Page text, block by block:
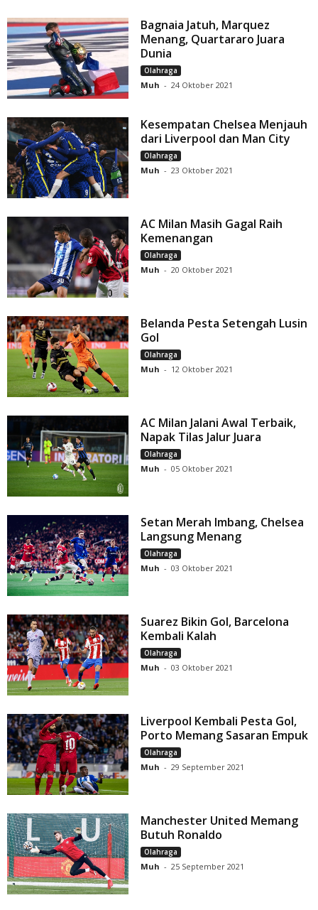
Bagnaia Jatuh, Marquez
Menang, Quartararo Juara
Dunia
Olahraga
Muh - 24 Oktober 2021
Kesempatan Chelsea Menjauh
dari Liverpool dan Man City
Olahraga
Muh - 23 Oktober 2021
AC Milan Masih Gagal Raih
Kemenangan
Olahraga
Muh - 20 Oktober 2021
Belanda Pesta Setengah Lusin
Gol
Olahraga
Muh - 12 Oktober 2021
AC Milan Jalani Awal Terbaik,
Napak Tilas Jalur Juara
Olahraga
Muh - 05 Oktober 2021
Setan Merah Imbang, Chelsea
Langsung Menang
Olahraga
Muh - 03 Oktober 2021
Suarez Bikin Gol, Barcelona
Kembali Kalah
Olahraga
Muh - 03 Oktober 2021
Liverpool Kembali Pesta Gol,
Porto Memang Sasaran Empuk
Olahraga
Muh - 29 September 2021
Manchester United Memang
Butuh Ronaldo
Olahraga
Muh - 25 September 2021